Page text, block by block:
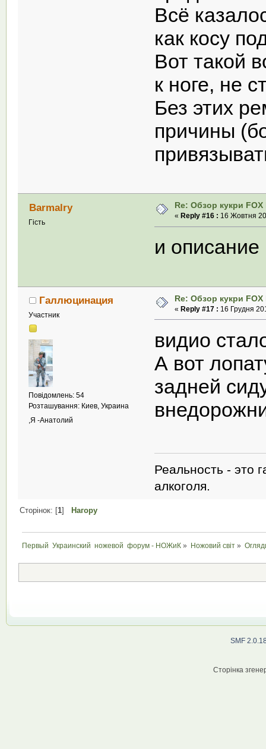
Всё
как косу
Вот такой
к ноге, не
Без этих
причины
Barmalry
Гість
Re: Обзор кукри
« Reply #16 : 16 Жовтня
и
Галлюцинация
Участник
Повідомлень: 54
Розташування: Киев, Украина
,Я -Анатолий
Re: Обзор кукри
« Reply #17 : 16 Грудня
видио
А вот
задней
Реальность - это
алкоголя.
Сторінок: [1] Нагору
Первый  Украинский  ножевой  форум - НОЖиК » Ножовий світ »
SMF
Сторінка